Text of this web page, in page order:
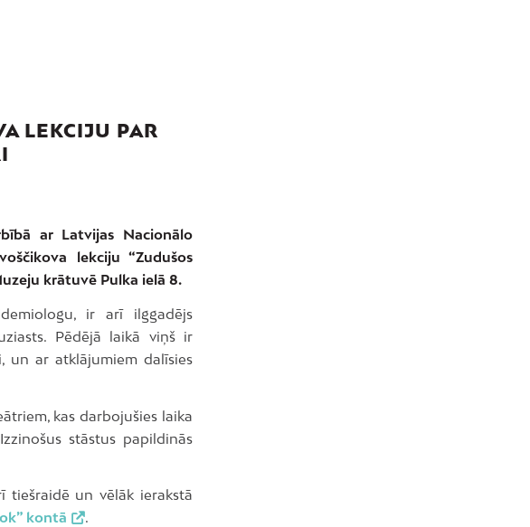
LEKCIJU PAR
ar Latvijas Nacionālo
lekciju “Zudušos
krātuvē Pulka ielā 8.
ir arī ilggadējs
Pēdējā laikā viņš ir
un ar atklājumiem dalīsies
kas darbojušies laika
stāstus papildinās
tiešraidē un vēlāk ierakstā
kontā .